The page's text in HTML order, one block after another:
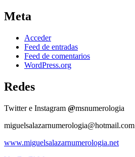
Meta
Acceder
Feed de entradas
Feed de comentarios
WordPress.org
Redes
Twitter e Instagram @msnumerologia
miguelsalazarnumerologia@hotmail.com
www.miguelsalazarnumerologia.net